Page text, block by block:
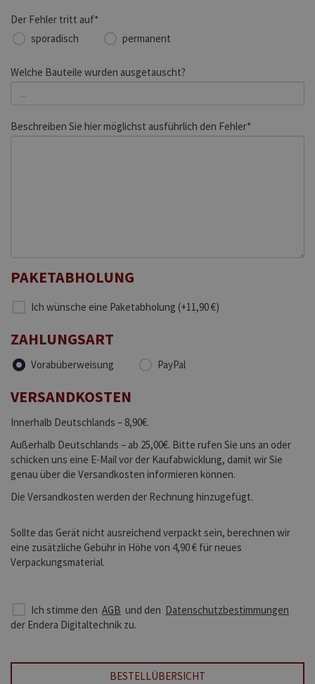
Der Fehler tritt auf*
sporadisch
permanent
Welche Bauteile wurden ausgetauscht?
Beschreiben Sie hier möglichst ausführlich den Fehler*
PAKETABHOLUNG
Ich wünsche eine Paketabholung (+11,90 €)
ZAHLUNGSART
Vorabüberweisung PayPal
VERSANDKOSTEN
Innerhalb Deutschlands – 8,90€.
Außerhalb Deutschlands – ab 25,00€. Bitte rufen Sie uns an oder
schicken uns eine E-Mail vor der Kaufabwicklung, damit wir Sie
genau über die Versandkosten informieren können.
Die Versandkosten werden der Rechnung hinzugefügt.
Sollte das Gerät nicht ausreichend verpackt sein, berechnen wir
eine zusätzliche Gebühr in Höhe von 4,90 € für neues
Verpackungsmaterial.
Ich stimme den AGB und den Datenschutzbestimmungen
der Endera Digitaltechnik zu.
BESTELLÜBERSICHT